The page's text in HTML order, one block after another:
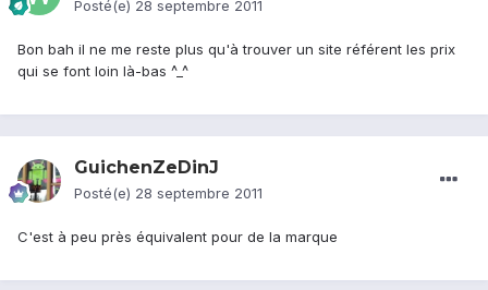
Posté(e) 28 septembre 2011
Bon bah il ne me reste plus qu'à trouver un site référent les prix
qui se font loin là-bas ^_^
GuichenZeDinJ
Posté(e) 28 septembre 2011
C'est à peu près équivalent pour de la marque